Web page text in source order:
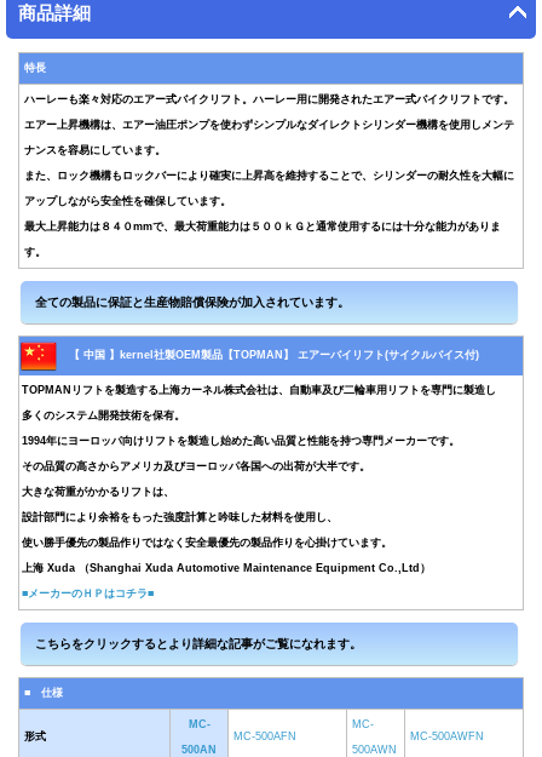
商品詳細
特長
ハーレーも楽々対応のエアー式バイクリフト。ハーレー用に開発されたエアー式バイクリフトです。
エアー上昇機構は、エアー油圧ポンプを使わずシンプルなダイレクトシリンダー機構を使用しメンテ
ナンスを容易にしています。
また、ロック機構もロックバーにより確実に上昇高を維持することで、シリンダーの耐久性を大幅に
アップしながら安全性を確保しています。
最大上昇能力は８４０mmで、最大荷重能力は５００ｋＧと通常使用するには十分な能力がありま
す。
【 中国 】kernel社製OEM製品【TOPMAN】 エアーバイリフト(サイクルバイス付)
TOPMANリフトを製造する上海カーネル株式会社は、自動車及び二輪車用リフトを専門に製造し
多くのシステム開発技術を保有。
1994年にヨーロッパ向けリフトを製造し始めた高い品質と性能を持つ専門メーカーです。
その品質の高さからアメリカ及びヨーロッパ各国への出荷が大半です。
大きな荷重がかかるリフトは、
設計部門により余裕をもった強度計算と吟味した材料を使用し、
使い勝手優先の製品作りではなく安全最優先の製品作りを心掛けています。
上海 Xuda （Shanghai Xuda Automotive Maintenance Equipment Co.,Ltd）
■メーカーのＨＰはコチラ■
■ 仕様
形式
MC-
500AN
MC-500AFN
MC-
500AWN
MC-500AWFN